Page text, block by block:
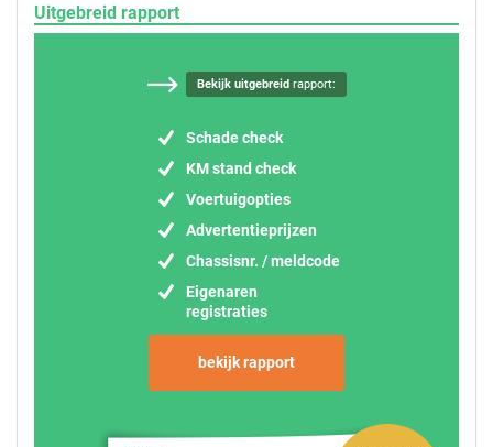
Uitgebreid rapport
Bekijk uitgebreidrapport:
Schade check
KM stand check
Voertuigopties
Advertentieprijzen
Chassisnr. / meldcode
Eigenaren
registraties
bekijk rapport